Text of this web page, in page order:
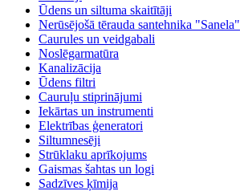
Ūdens un siltuma skaitītāji
Nerūsējošā tērauda santehnika "Sanela"
Caurules un veidgabali
Noslēgarmatūra
Kanalizācija
Ūdens filtri
Cauruļu stiprinājumi
Iekārtas un instrumenti
Elektrības ģeneratori
Siltumnesēji
Strūklaku aprīkojums
Gaismas šahtas un logi
Sadzīves ķīmija